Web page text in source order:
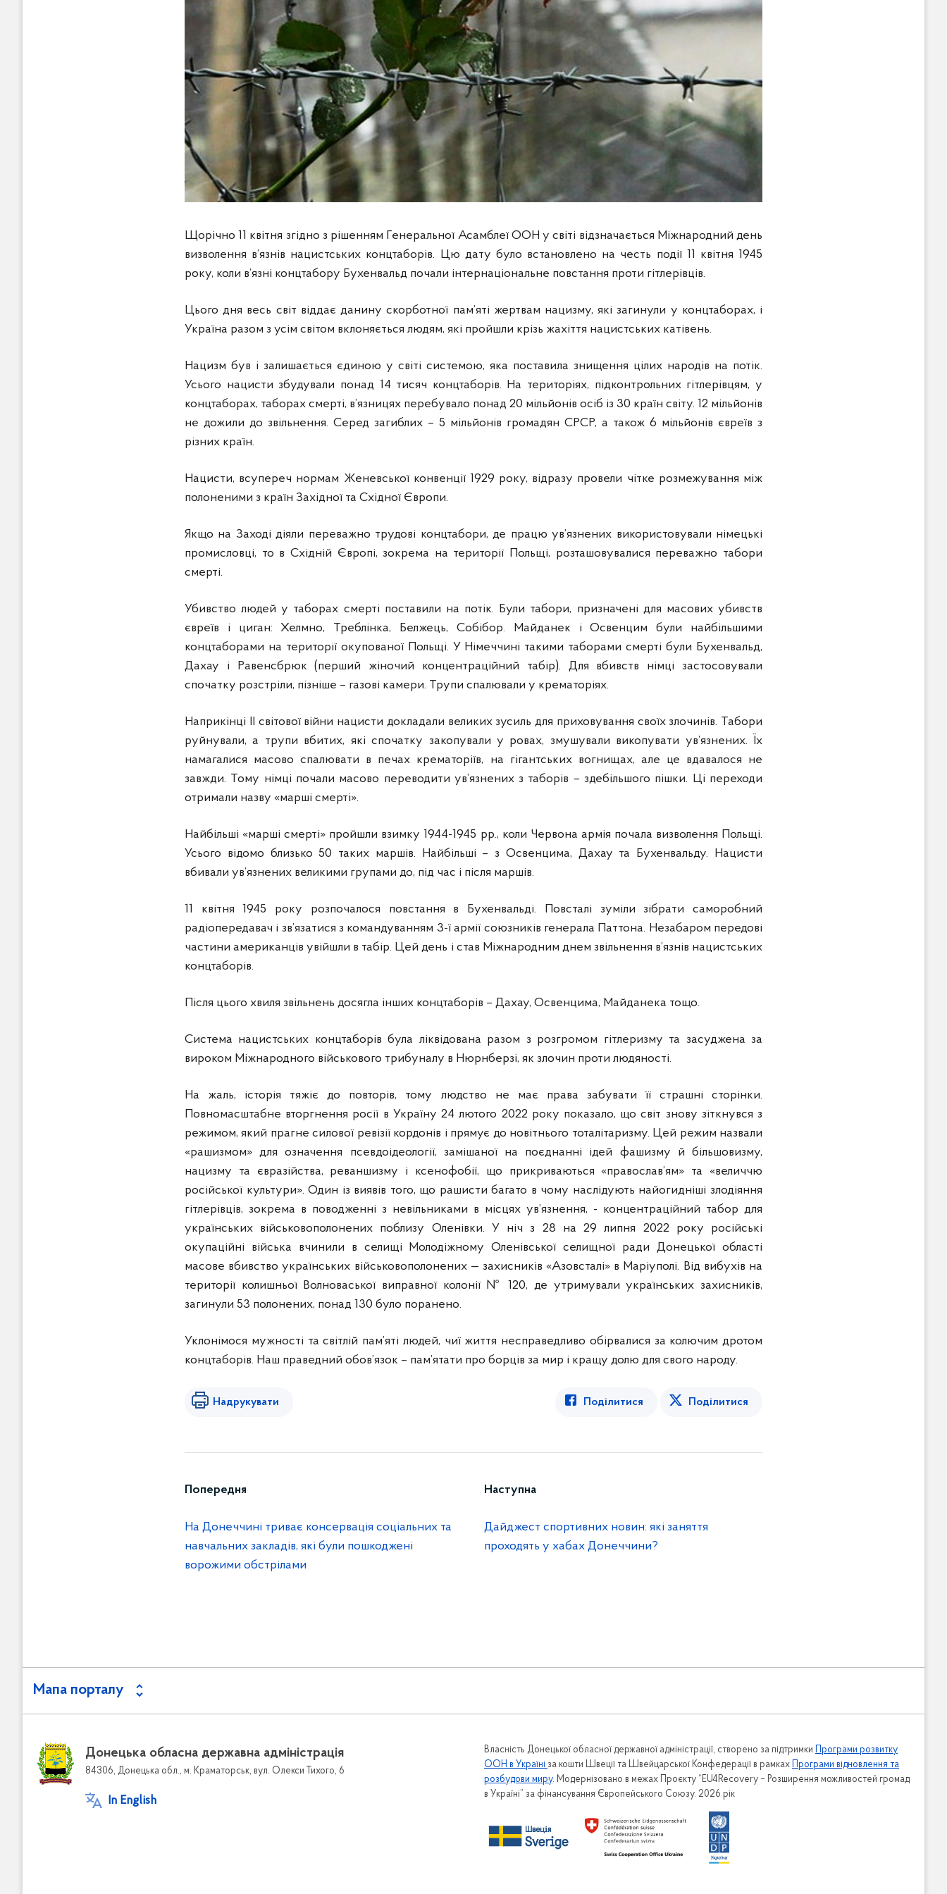
Щорічно 11 квітня згідно з рішенням Генеральної Асамблеї ООН у світі відзначається Міжнародний день
визволення в’язнів нацистських концтаборів. Цю дату було встановлено на честь події 11 квітня 1945
року, коли в’язні концтабору Бухенвальд почали інтернаціональне повстання проти гітлерівців.
Цього дня весь світ віддає данину скорботної пам’яті жертвам нацизму, які загинули у концтаборах, і
Україна разом з усім світом вклоняється людям, які пройшли крізь жахіття нацистських катівень.
Нацизм був і залишається єдиною у світі системою, яка поставила знищення цілих народів на потік.
Усього нацисти збудували понад 14 тисяч концтаборів. На територіях, підконтрольних гітлерівцям, у
концтаборах, таборах смерті, в’язницях перебувало понад 20 мільйонів осіб із 30 країн світу. 12 мільйонів
не дожили до звільнення. Серед загиблих – 5 мільйонів громадян СРСР, а також 6 мільйонів євреїв з
різних країн.
Нацисти, всупереч нормам Женевської конвенції 1929 року, відразу провели чітке розмежування між
полоненими з країн Західної та Східної Європи.
Якщо на Заході діяли переважно трудові концтабори, де працю ув’язнених використовували німецькі
промисловці, то в Східній Європі, зокрема на території Польщі, розташовувалися переважно табори
смерті.
Убивство людей у таборах смерті поставили на потік. Були табори, призначені для масових убивств
євреїв і циган: Хелмно, Треблінка, Белжець, Собібор. Майданек і Освенцим були найбільшими
концтаборами на території окупованої Польщі. У Німеччині такими таборами смерті були Бухенвальд,
Дахау і Равенсбрюк (перший жіночий концентраційний табір). Для вбивств німці застосовували
спочатку розстріли, пізніше – газові камери. Трупи спалювали у крематоріях.
Наприкінці ІІ світової війни нацисти докладали великих зусиль для приховування своїх злочинів. Табори
руйнували, а трупи вбитих, які спочатку закопували у ровах, змушували викопувати ув’язнених. Їх
намагалися масово спалювати в печах крематоріїв, на гігантських вогнищах, але це вдавалося не
завжди. Тому німці почали масово переводити ув’язнених з таборів – здебільшого пішки. Ці переходи
отримали назву «марші смерті».
Найбільші «марші смерті» пройшли взимку 1944-1945 рр., коли Червона армія почала визволення Польщі.
Усього відомо близько 50 таких маршів. Найбільші – з Освенцима, Дахау та Бухенвальду. Нацисти
вбивали ув’язнених великими групами до, під час і після маршів.
11 квітня 1945 року розпочалося повстання в Бухенвальді. Повсталі зуміли зібрати саморобний
радіопередавач і зв’язатися з командуванням 3-ї армії союзників генерала Паттона. Незабаром передові
частини американців увійшли в табір. Цей день і став Міжнародним днем звільнення в’язнів нацистських
концтаборів.
Після цього хвиля звільнень досягла інших концтаборів – Дахау, Освенцима, Майданека тощо.
Система нацистських концтаборів була ліквідована разом з розгромом гітлеризму та засуджена за
вироком Міжнародного військового трибуналу в Нюрнберзі, як злочин проти людяності.
На жаль, історія тяжіє до повторів, тому людство не має права забувати її страшні сторінки.
Повномасштабне вторгнення росії в Україну 24 лютого 2022 року показало, що світ знову зіткнувся з
режимом, який прагне силової ревізії кордонів і прямує до новітнього тоталітаризму. Цей режим назвали
«рашизмом» для означення псевдоідеології, замішаної на поєднанні ідей фашизму й більшовизму,
нацизму та євразійства, реваншизму і ксенофобії, що прикриваються «православ’ям» та «величчю
російської культури». Один із виявів того, що рашисти багато в чому наслідують найогидніші злодіяння
гітлерівців, зокрема в поводженні з невільниками в місцях ув’язнення, - концентраційний табор для
українських військовополонених поблизу Оленівки. У ніч з 28 на 29 липня 2022 року російські
окупаційні війська вчинили в селищі Молодіжному Оленівської селищної ради Донецької області
масове вбивство українських військовополонених — захисників «Азовсталі» в Маріуполі. Від вибухів на
території колишньої Волноваської виправної колонії № 120, де утримували українських захисників,
загинули 53 полонених, понад 130 було поранено.
Уклонімося мужності та світлій пам’яті людей, чиї життя несправедливо обірвалися за колючим дротом
концтаборів. Наш праведний обов’язок – пам’ятати про борців за мир і кращу долю для свого народу.
Надрукувати Поділитися Поділитися
Попередня
На Донеччині триває консервація соціальних та
навчальних закладів, які були пошкоджені
ворожими обстрілами
Наступна
Дайджест спортивних новин: які заняття
проходять у хабах Донеччини?
Мапа порталу
Донецька обласна державна адміністрація
84306, Донецька обл., м. Краматорськ, вул. Олекси Тихого, 6
In English
Власність Донецької обласної державної адміністрації, створено за підтримки Програми розвитку
ООН в Україні за кошти Швеції та Швейцарської Конфедерації в рамках Програми відновлення та
розбудови миру. Модернізовано в межах Проєкту “EU4Recovery – Розширення можливостей громад
в Україні” за фінансування Європейського Союзу. 2026 рік